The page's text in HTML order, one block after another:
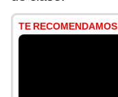
TE RECOMENDAMOS